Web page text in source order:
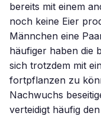
bereits mit einem
noch keine Eier
Männchen eine
häufiger haben die
sich trotzdem mit
fortpflanzen zu
Nachwuchs
verteidigt häufig